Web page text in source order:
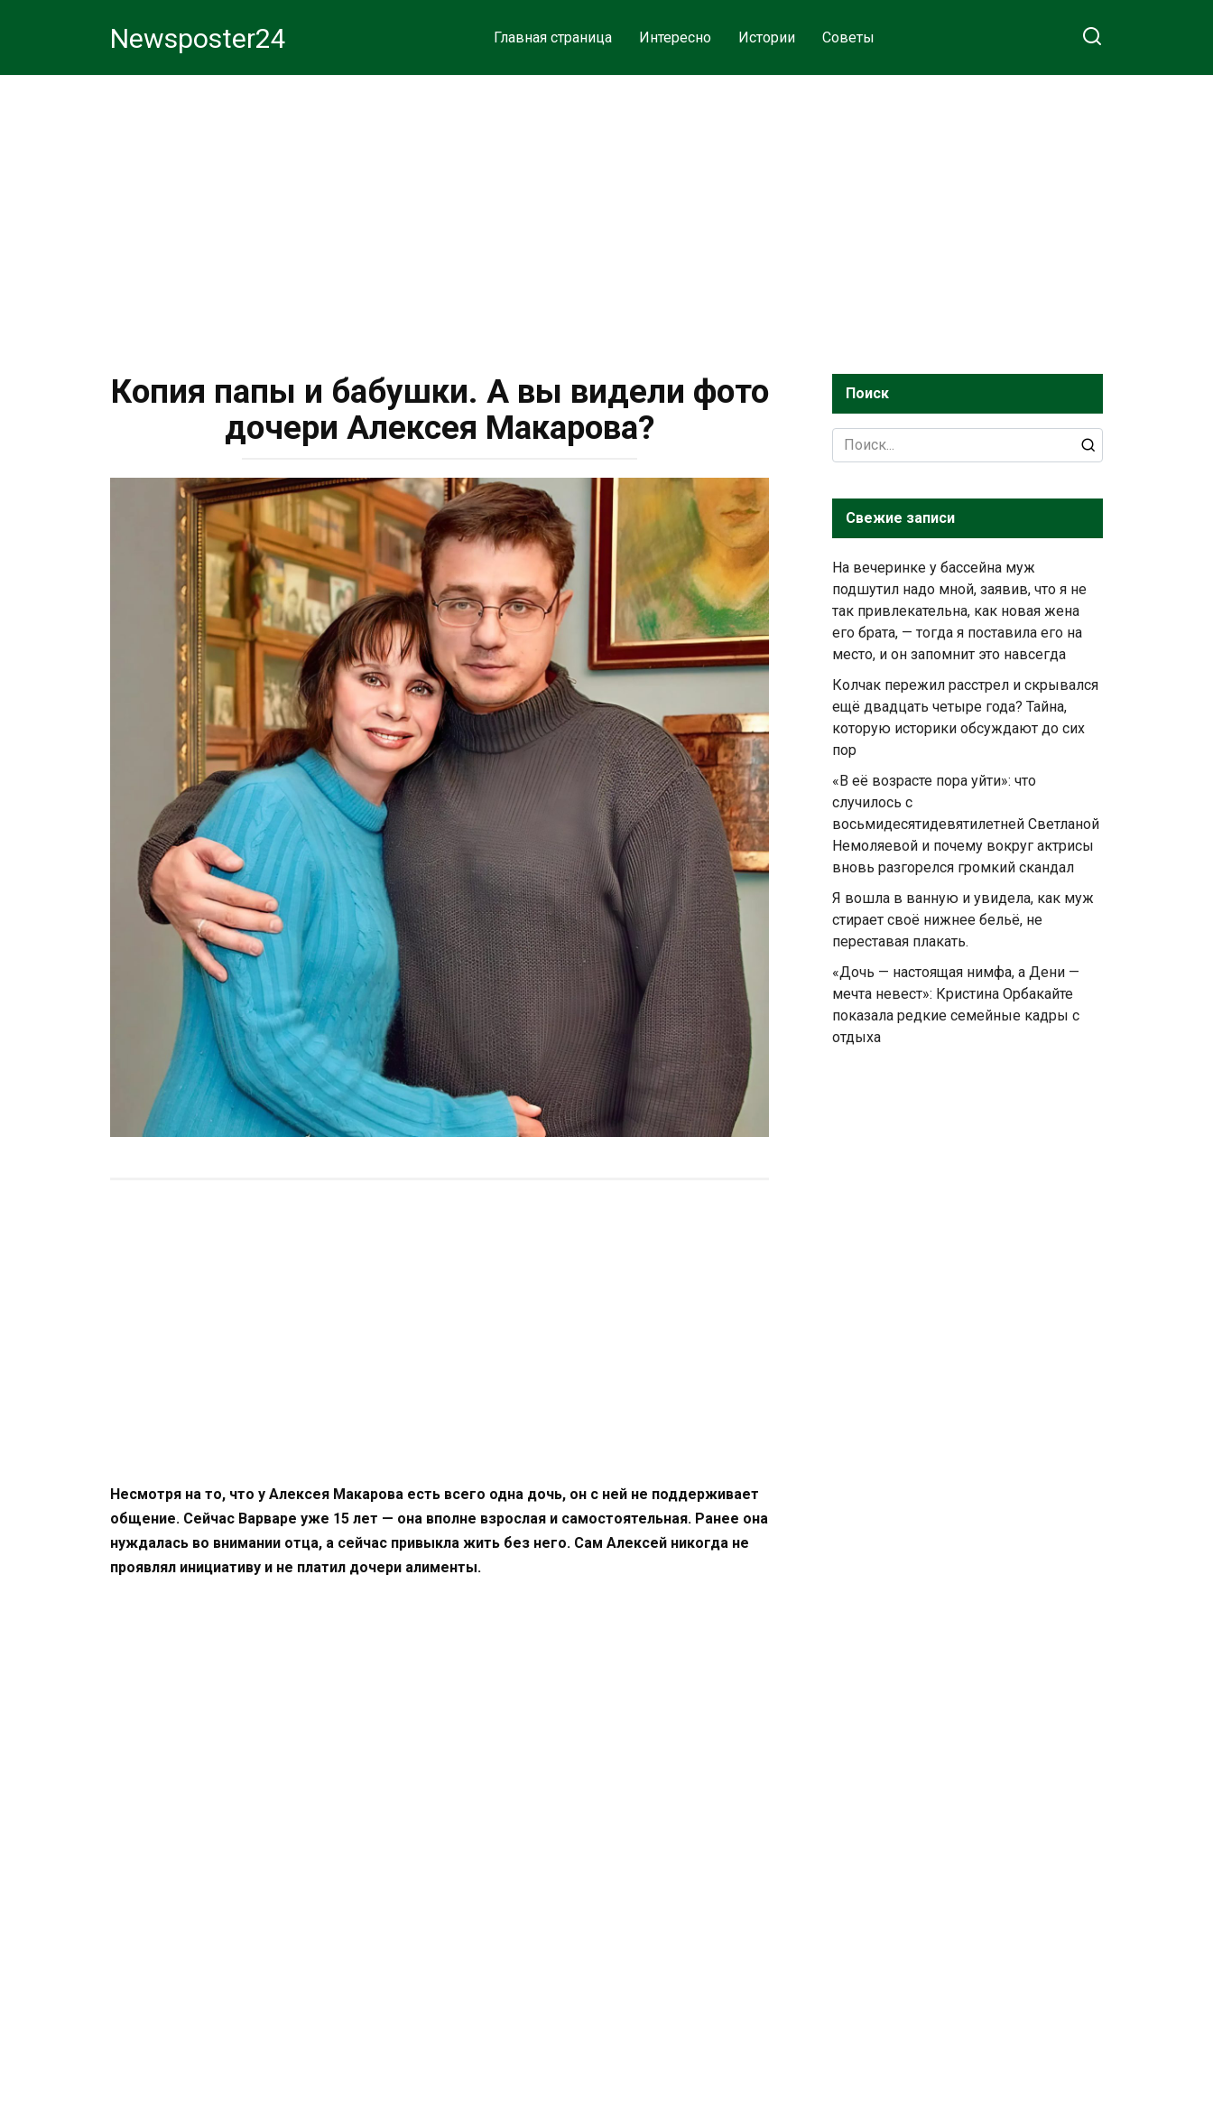
Newsposter24 Главная страница Интересно Истории Советы
Копия папы и бабушки. А вы видели фото
дочери Алексея Макарова?
Несмотря на то, что у Алексея Макарова есть всего одна дочь, он с ней не поддерживает
общение. Сейчас Варваре уже 15 лет — она вполне взрослая и самостоятельная. Ранее она
нуждалась во внимании отца, а сейчас привыкла жить без него. Сам Алексей никогда не
проявлял инициативу и не платил дочери алименты.
Поиск
Search
for:
Свежие записи
На вечеринке у бассейна муж
подшутил надо мной, заявив, что я не
так привлекательна, как новая жена
его брата, — тогда я поставила его на
место, и он запомнит это навсегда
Колчак пережил расстрел и скрывался
ещё двадцать четыре года? Тайна,
которую историки обсуждают до сих
пор
«В её возрасте пора уйти»: что
случилось с
восьмидесятидевятилетней Светланой
Немоляевой и почему вокруг актрисы
вновь разгорелся громкий скандал
Я вошла в ванную и увидела, как муж
стирает своё нижнее бельё, не
переставая плакать.
«Дочь — настоящая нимфа, а Дени —
мечта невест»: Кристина Орбакайте
показала редкие семейные кадры с
отдыха